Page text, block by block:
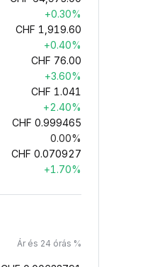
+0.30%
CHF 1,919.60
+0.40%
CHF 76.00
+3.60%
CHF 1.041
+2.40%
CHF 0.999465
0.00%
CHF 0.070927
+1.70%
Ár és 24 órás %